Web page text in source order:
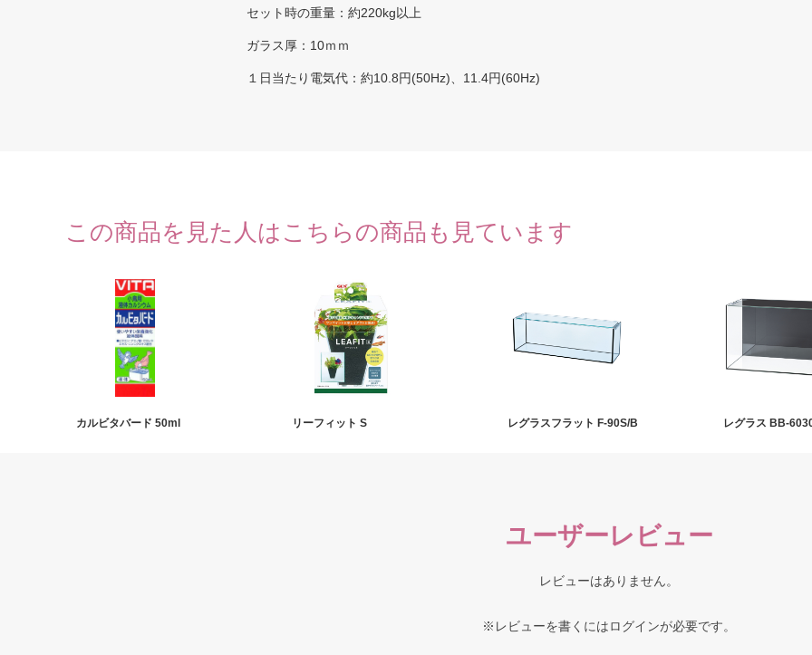
セット時の重量：約220kg以上
ガラス厚：10ｍｍ
１日当たり電気代：約10.8円(50Hz)、11.4円(60Hz)
この商品を見た人はこちらの商品も見ています
カルビタバード 50ml リーフィット S レグラスフラット F-90S/B レグラス BB-
ユーザーレビュー
レビューはありません。
※レビューを書くにはログインが必要です。